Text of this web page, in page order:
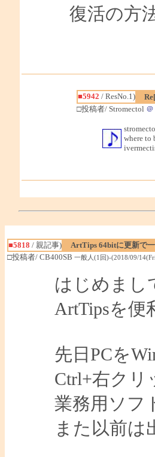
復活の方
■5942 / ResNo.1)
□投稿者/ Stromectol ＠
where to
■5818 / 親記事)
ArtTips 64bitに更新で一
□投稿者/ CB400SB 一般人(1回)-(2018/09/
はじめまし
ArtTipsを便
先日PCを
Ctrl+右ク
業務用ソフ
また以前は